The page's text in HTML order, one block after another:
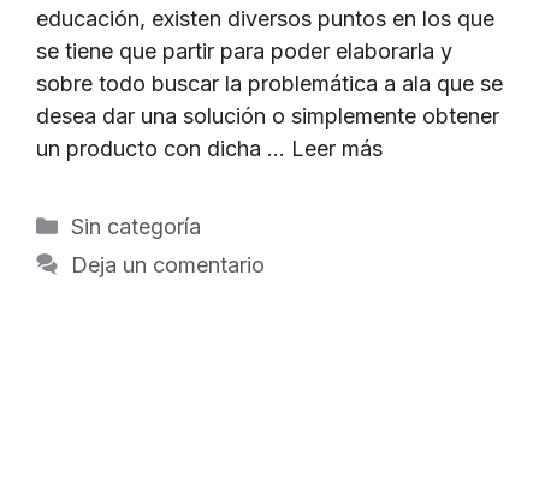
educación, existen diversos puntos en los que
se tiene que partir para poder elaborarla y
sobre todo buscar la problemática a ala que se
desea dar una solución o simplemente obtener
un producto con dicha … Leer más
Categorías
Sin categoría
Deja un comentario